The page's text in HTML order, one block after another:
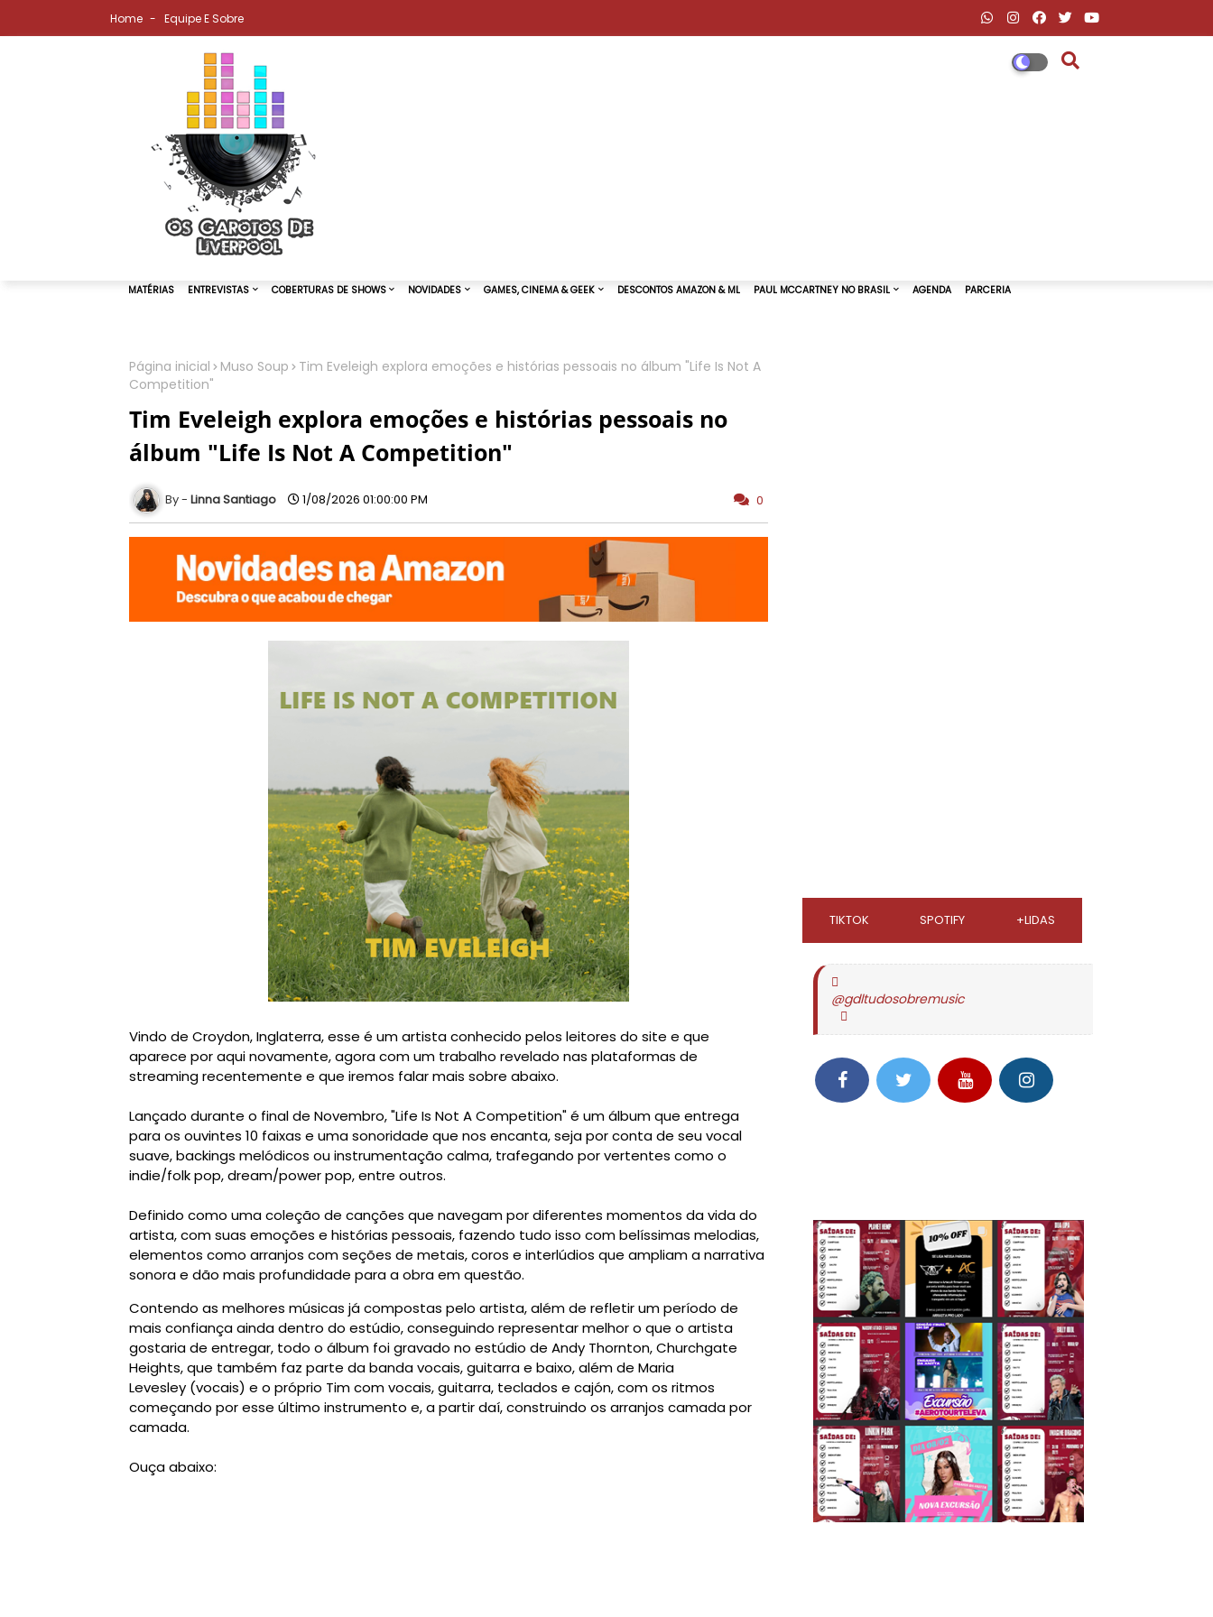
Home Equipe E Sobre
MATÉRIAS
Página inicial Muso Soup
Tim Eveleigh explora emoções e histórias pessoais no álbum "Life Is Not A
Competition"
Tim Eveleigh explora emoções e histórias pessoais no
álbum "Life Is Not A Competition"
Linna Santiago 1/08/2026 01:00:00 PM 0
Vindo de Croydon, Inglaterra, esse é um artista conhecido pelos leitores do site e que
aparece por aqui novamente, agora com um trabalho revelado nas plataformas de
streaming recentemente e que iremos falar mais sobre abaixo.
Lançado durante o final de Novembro, "Life Is Not A Competition" é um álbum que entrega
para os ouvintes 10 faixas e uma sonoridade que nos encanta, seja por conta de seu vocal
suave, backings melódicos ou instrumentação calma, trafegando por vertentes como o
indie/folk pop, dream/power pop, entre outros.
Definido como uma coleção de canções que navegam por diferentes momentos da vida do
artista, com suas emoções e histórias pessoais, fazendo tudo isso com belíssimas melodias,
elementos como arranjos com seções de metais, coros e interlúdios que ampliam a narrativa
sonora e dão mais profundidade para a obra em questão.
Contendo as melhores músicas já compostas pelo artista, além de refletir um período de
mais confiança ainda dentro do estúdio, conseguindo representar melhor o que o artista
gostaria de entregar, todo o álbum foi gravado no estúdio de Andy Thornton, Churchgate
Heights, que também faz parte da banda vocais, guitarra e baixo, além de Maria
Levesley (vocais) e o próprio Tim com vocais, guitarra, teclados e cajón, com os ritmos
começando por esse último instrumento e, a partir daí, construindo os arranjos camada por
camada.
Ouça abaixo:
TIKTOK SPOTIFY +LIDAS
@gdltudosobremusic